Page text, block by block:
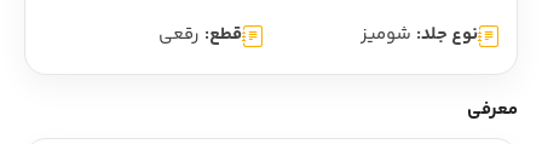
نوع جلد: شومیز قطع: رقعی
معرفی